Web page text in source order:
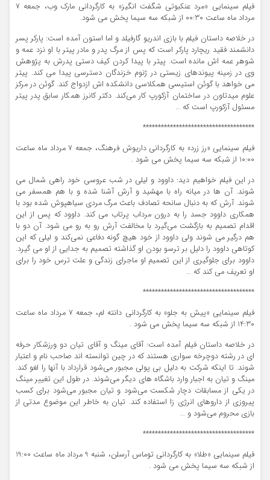
فیلم سینمایی «مرد عنکبوتی شگفت انگیز» به کارگردانی مارک وب، جمعه 7
مرداد ماه ساعت 00:30 از شبکه سه سیما پخش می شود.
در خلاصه داستان فیلم با بازی اندریو گارفیلد و اما استون آمده است: پارکر پسر
دانشمند فقید ریچارد پارکر است که پس از مرگ پدر و مادر پیتر با او نزد عمه و
شوهر عمه اش مانده است. پیتر با پیدا کردن کیف دستی پدرش به پژوهش
وی در زمینه پیوندهای زیستی در ژنوم خزندگان دسترسی پیدا می کند. پیتر
می خواهد با گوئن استیسی همکلاسی دانشکده اش ازدواج کند. گوئن در مرکز
علوم میدتاون در ساختمان آزکورپ کار می‌کند. دکتر کانرز همکار سابق پدر پیتر
مسئول آزکورپ است که …
*************************************
فیلم سینمایی «رز زرد» به کارگردانی داریوش فرهنگ، جمعه 7 مرداد ماه ساعت
10:00 از شبکه سه سیما پخش می شود .
در این فیلم خواهیم دید: داوود و لیلی در شب عروسی خود راهی شمال می
شوند. آن ها در میانه راه با مهشید و آرش آشنا شده و با هم همسفر می
شوند. آرش که به دنبال سانحه تصادف باعث مرگ مردی سیاهپوش شده بود با
همکاری داوود جسد را به درون مرداب پرتاب می کند. داوود که پس از این
اقدام تصمیم به بازگشت می‌گیرد با مخالفت آرش رو به رو می شود. آن دو با
هم درگیر می شوند ولی داوود از خود هیچ گونه دفاعی نمی‌کند و لیلی که این
کوتاهی داوود را دلیل بر ترسو بودن او گذاشته تصمیم به جدایی از او می گیرد.
داوود برای جلوگیری از این تصمیم او ماجرای زندگی و علت ترس خود را برای
او تعریف می کند که …
*************************************
فیلم سینمایی «پیش به جلو» به کارگردانی دانته لم، جمعه 7 مرداد ماه ساعت
14:30 از شبکه سه سیما پخش می شود .
در خلاصه داستان فیلم آمده است: آقای مینگ و آقای تیان دو ورزشکار حرفه
ای در رشته دوچرخه سواری هستند که در چین توانسته اند صاحب نام و اعتبار
شوند. تا اینکه شرکت به دلیل بی پولی مجبور می‌شود قرارداد با آنها را لغو کند.
مینگ و تیان به اجبار وارد باشگاه های دیگر می‌شوند. در طول این تغییر مینگ
در یکی از مسابقات دچار شکست می‌شود و تیان مجبور می‌شود برای کسب
پیروزی از داروهای انرژی زا استفاده کند. تیان به خاطر این موضوع مدتی از
بازی محروم می‌شود و …
*************************************
فیلم سینمایی «طلا» به کارگردانی توماس آرسلن، شنبه 9 مرداد ماه ساعت 19:00
از شبکه سه سیما پخش می شود .